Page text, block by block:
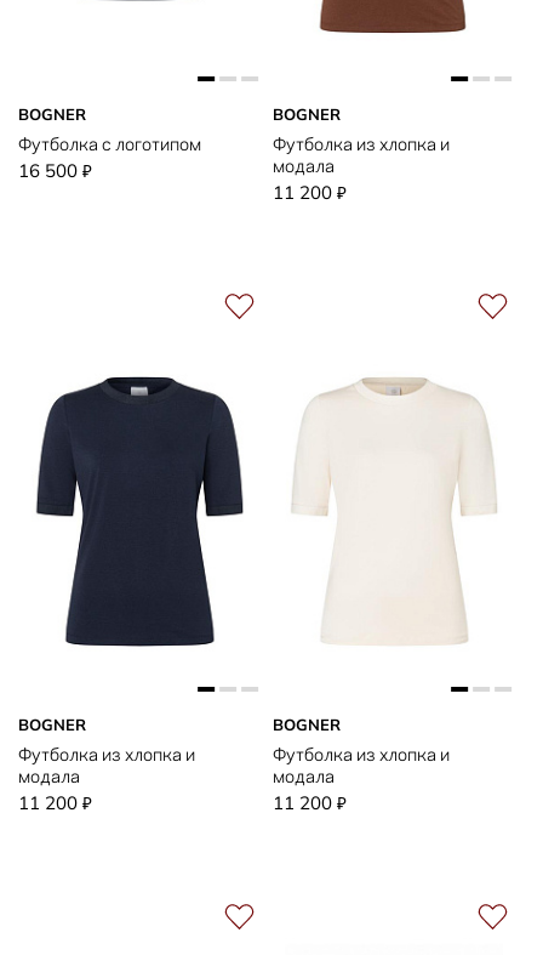
BOGNER
Футболка с логотипом
16 500 ₽
BOGNER
Футболка из хлопка и
модала
11 200 ₽
BOGNER
Футболка из хлопка и
модала
11 200 ₽
BOGNER
Футболка из хлопка и
модала
11 200 ₽